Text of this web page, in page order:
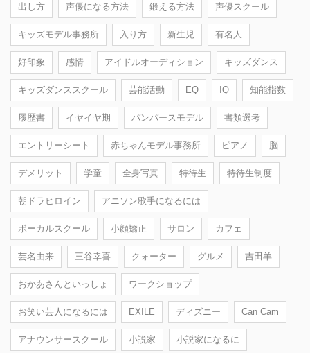
出し方 声優になる方法 鍛える方法 声優スクール
キッズモデル事務所 入り方 新生児 有名人
好印象 感情 アイドルオーディション キッズダンス
キッズダンススクール 芸能活動 EQ IQ 知能指数
履歴書 イヤイヤ期 パンパースモデル 書類選考
エントリーシート 赤ちゃんモデル事務所 ピアノ 脳
デメリット 学童 全身写真 特待生 特待生制度
朝ドラヒロイン アニソン歌手になるには
ボーカルスクール 小顔矯正 サロン カフェ
芸名由来 三谷幸喜 クォーター グルメ 吉田羊
おかあさんといっしょ ワークショップ
お笑い芸人になるには EXILE ディズニー Can Cam
アナウンサースクール 小説家 小説家になるに